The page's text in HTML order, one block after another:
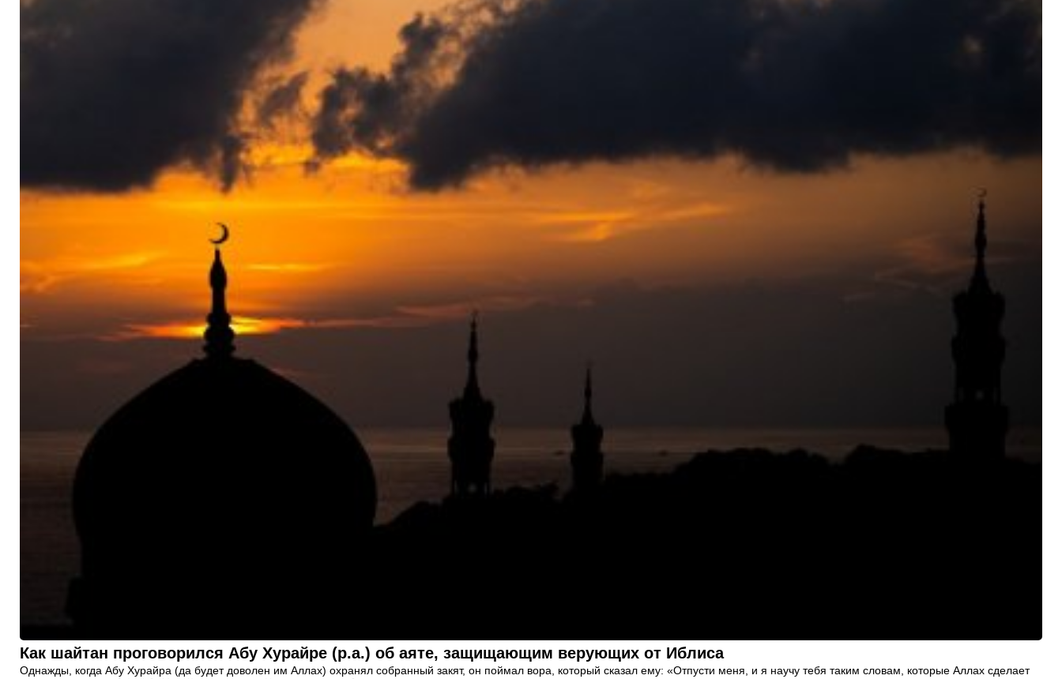
Как шайтан проговорился Абу Хурайре (р.а.) об аяте, защищающим верующих от Иблиса
Однажды, когда Абу Хурайра (да будет доволен им Аллах) охранял собранный закят, он поймал вора, который сказал ему: «Отпусти меня, и я научу тебя таким словам, которые Аллах сделает